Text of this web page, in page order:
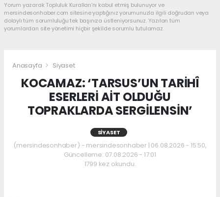
Yorum yazarak Topluluk Kuralları’nı kabul etmiş bulunuyor ve
mersindesonhaber.com sitesine yaptığınız yorumunuzla ilgili doğrudan veya
dolaylı tüm sorumluluğu tek başınıza üstleniyorsunuz. Yazılan tüm
yorumlardan site yönetimi hiçbir şekilde sorumlu tutulamaz.
Anasayfa Siyaset
KOCAMAZ: ‘TARSUS’UN TARİHÎ
ESERLERİ AİT OLDUĞU
TOPRAKLARDA SERGİLENSİN’
SIYASET
(mersindesonhaber) - mersindesonhaber | 06.08.2026 - 15:50,
Güncelleme: 07.08.2026 - 17:01
1799 kez okundu.